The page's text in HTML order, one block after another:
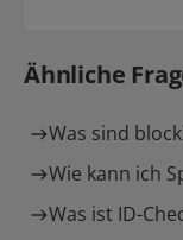
Ähnliche
Was sind
Wie kann ich
Was ist ID-